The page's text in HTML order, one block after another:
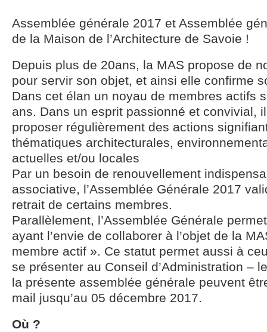
Assemblée générale 2017 et Assemblée
de la Maison de l’Architecture de Savoie !
Depuis plus de 20ans, la MAS propose de
pour servir son objet, et ainsi elle confirme
Dans cet élan un noyau de membres actifs
ans. Dans un esprit passionné et convivial,
proposer régulièrement des actions
thématiques architecturales,
actuelles et/ou locales
Par un besoin de renouvellement
associative, l’Assemblée Générale 2017
retrait de certains membres.
Parallèlement, l’Assemblée Générale
ayant l’envie de collaborer à l’objet de la
membre actif ». Ce statut permet aussi à
se présenter au Conseil d’Administration –
la présente assemblée générale peuvent
mail jusqu’au 05 décembre 2017.
Où ?